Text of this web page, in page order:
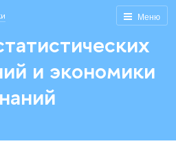
Меню
и экономики